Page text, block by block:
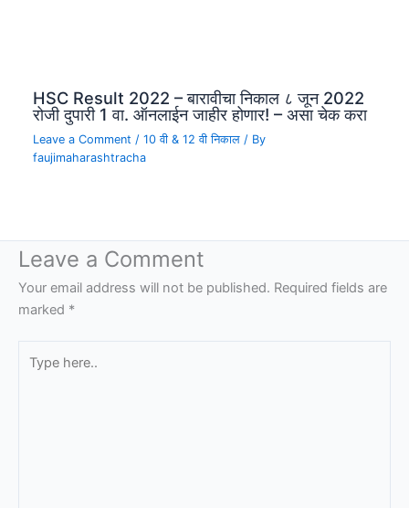
HSC Result 2022 – बारावीचा निकाल ८ जून 2022
रोजी दुपारी 1 वा. ऑनलाईन जाहीर होणार! – असा चेक करा
Leave a Comment /10 वी & 12 वी निकाल / By
faujimaharashtracha
Leave a Comment
Your email address will not be published. Required fields are
marked *
here..